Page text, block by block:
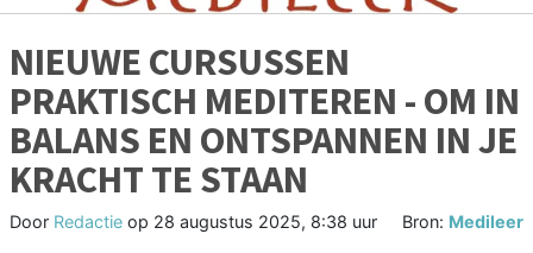
NIEUWE CURSUSSEN
PRAKTISCH MEDITEREN - OM IN
BALANS EN ONTSPANNEN IN JE
KRACHT TE STAAN
Door Redactie op 28 augustus 2025, 8:38 uur Bron: Medileer